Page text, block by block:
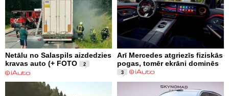
Netālu no Salaspils aizdedzies
kravas auto (+ FOTO
2
Arī Mercedes atgriezīs fiziskās
pogas, tomēr ekrāni dominēs
3